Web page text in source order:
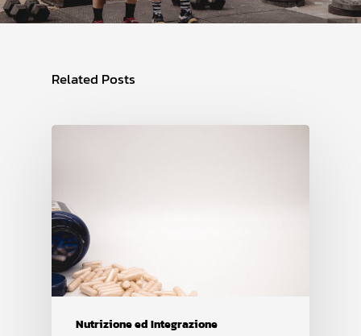
Related Posts
Nutrizione ed Integrazione